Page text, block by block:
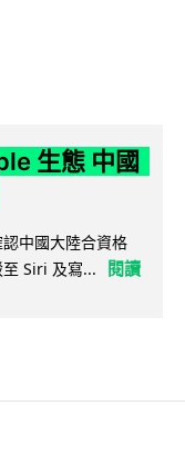
生態 中國
中國大陸合資格
Siri 及寫...
閱讀